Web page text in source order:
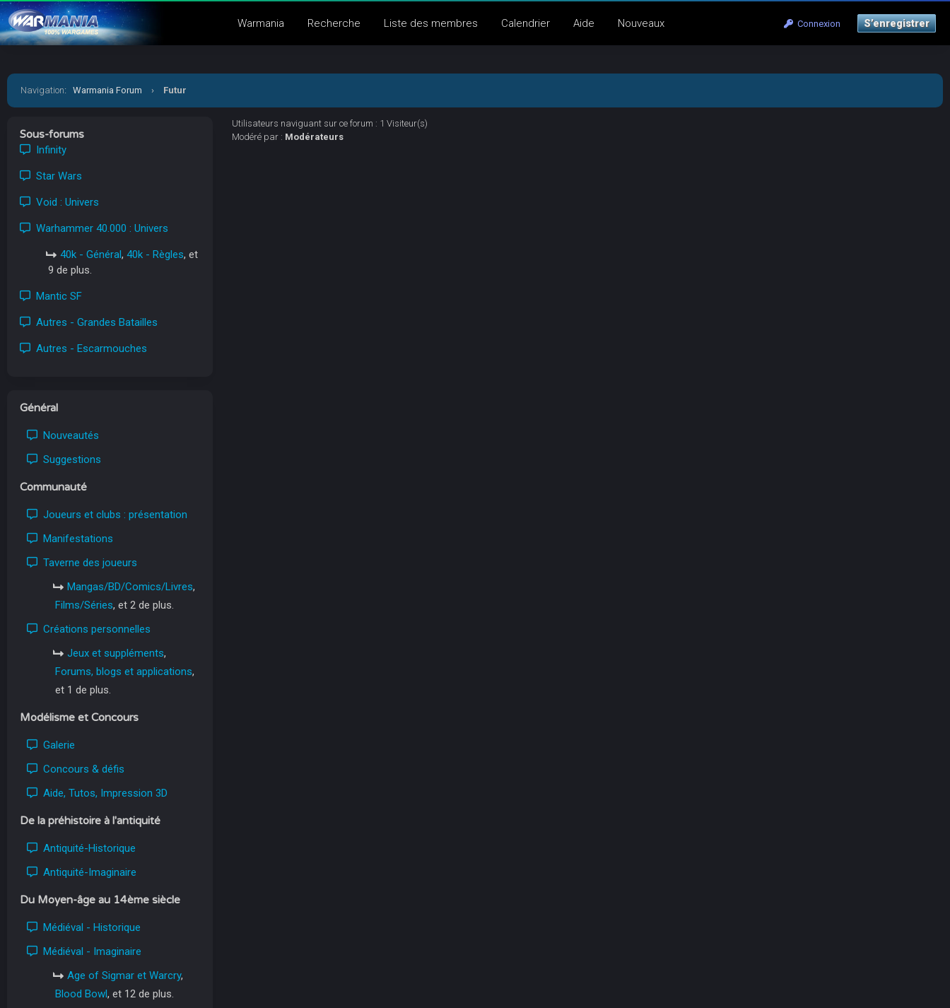
Connexion S’enregistrer
Warmania Recherche Liste des membres Calendrier Aide Nouveaux
Navigation: Warmania Forum › Futur
Sous-forums
Infinity
Star Wars
Void : Univers
Warhammer 40.000 : Univers
40k - Général, 40k - Règles, et
9 de plus.
Mantic SF
Autres - Grandes Batailles
Autres - Escarmouches
Général
Nouveautés
Suggestions
Communauté
Joueurs et clubs : présentation
Manifestations
Taverne des joueurs
Mangas/BD/Comics/Livres,
Films/Séries, et 2 de plus.
Créations personnelles
Jeux et suppléments,
Forums, blogs et applications,
et 1 de plus.
Modélisme et Concours
Galerie
Concours & défis
Aide, Tutos, Impression 3D
De la préhistoire à l'antiquité
Antiquité-Historique
Antiquité-Imaginaire
Du Moyen-âge au 14ème siècle
Médiéval - Historique
Médiéval - Imaginaire
Age of Sigmar et Warcry,
Blood Bowl, et 12 de plus.
Utilisateurs naviguant sur ce forum : 1 Visiteur(s)
Modéré par : Modérateurs